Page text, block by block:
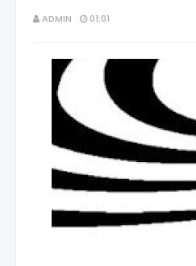
ADMIN 01:01